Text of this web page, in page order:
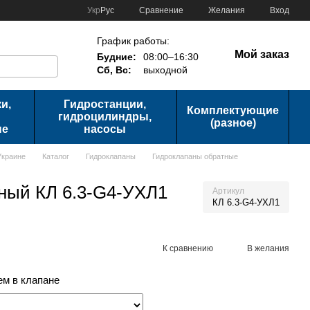
Укр Рус Сравнение Желания Вход
График работы:
Будние:
08:00–16:30
Сб, Вс:
выходной
Мой заказ
Гидростанции,
гидроцилиндры,
насосы
Комплектующие
(разное)
Каталог Гидроклапаны
Гидроклапаны обратные
КЛ 6.3-G4-УХЛ1 Артикул
КЛ 6.3-G4-УХЛ1
К сравнению В желания
в клапане